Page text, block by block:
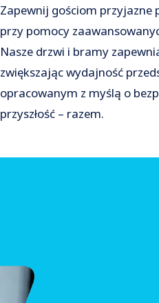
Zapewnij gościom przyjazne
przy pomocy
Nasze drzwi i bramy
zwiększając wydajność
opracowanym z myślą o
przyszłość – razem.